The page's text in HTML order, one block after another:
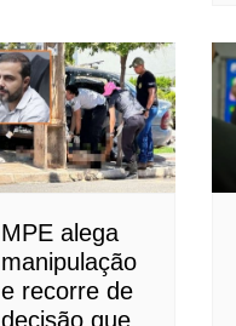
MPE alega
manipulação
e recorre de
decisão que